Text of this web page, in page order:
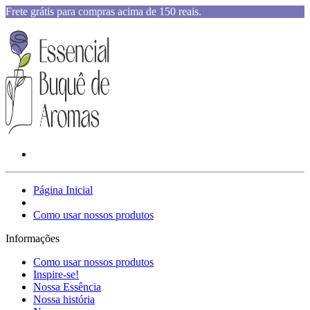
Frete grátis para compras acima de 150 reais.
Página Inicial
Como usar nossos produtos
Informações
Como usar nossos produtos
Inspire-se!
Nossa Essência
Nossa história